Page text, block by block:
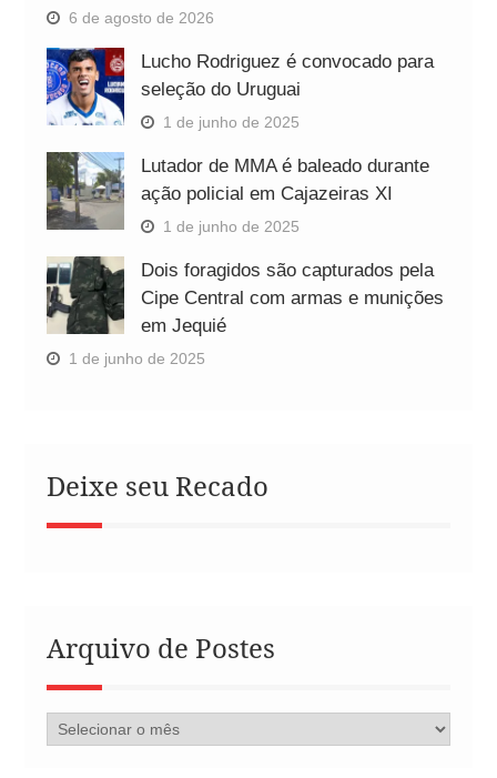
6 de agosto de 2026
Lucho Rodriguez é convocado para
seleção do Uruguai
1 de junho de 2025
Lutador de MMA é baleado durante
ação policial em Cajazeiras XI
1 de junho de 2025
Dois foragidos são capturados pela
Cipe Central com armas e munições
em Jequié
1 de junho de 2025
Deixe seu Recado
Arquivo de Postes
Arquivo
de